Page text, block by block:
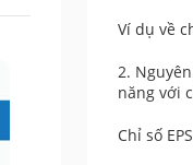
Ví dụ về
2.
năng với
Chỉ số